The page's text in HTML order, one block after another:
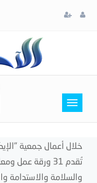
Toggle
navigation
تُقدم 31 ورقة
والسلامة والاستدامة